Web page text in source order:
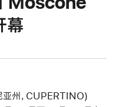
幕
州，CUPERTINO)